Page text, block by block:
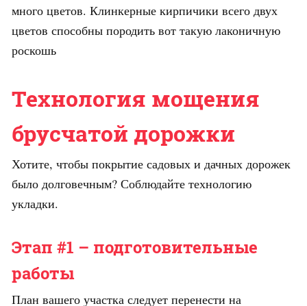
много цветов. Клинкерные кирпичики всего двух
цветов способны породить вот такую лаконичную
роскошь
Технология мощения
брусчатой дорожки
Хотите, чтобы покрытие садовых и дачных дорожек
было долговечным? Соблюдайте технологию
укладки.
Этап #1 – подготовительные
работы
План вашего участка следует перенести на